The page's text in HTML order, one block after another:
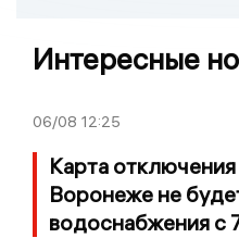
Интересные
06/08 12:25
Карта
Воронеже не
водоснабжения с